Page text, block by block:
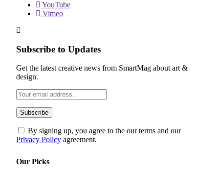
YouTube
Vimeo
Subscribe to Updates
Get the latest creative news from SmartMag about art &
design.
By signing up, you agree to the our terms and our
Privacy Policy agreement.
Our Picks